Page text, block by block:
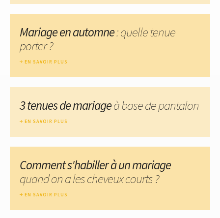
Mariage en automne: quelle tenue
porter ?
EN SAVOIR PLUS
3 tenues de mariageà base de pantalon
EN SAVOIR PLUS
Comment s'habiller à un mariage
quand on a les cheveux courts ?
EN SAVOIR PLUS